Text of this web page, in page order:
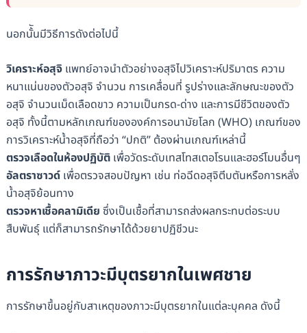
นอกนั้ันมีวิธีการดังต่อไปนี้
วิเคราะห์อสุจิแพทย์อาจนำตัวอย่างอสุจิไปวิเคราะห์ปริมาตร ความ
หนาแน่นของตัวอสุจิ จำนวน การเคลื่อนที่ รูปร่างและลักษณะของตัว
อสุจิ จำนวนเม็ดเลือดขาว ความเป็นกรด-ด่าง และการมีชีวิตของตัว
อสุจิ ทั้งนี้ตามหลักเกณฑ์ขององค์การอนามัยโลก (WHO) เกณฑ์ของ
การวิเคราะห์น้ำอสุจิที่ถือว่า “ปกติ” ต้องผ่านเกณฑ์เหล่านี้
ตรวจเลือดในห้องปฏิบัติเพื่อวัดระดับเทสโทสเตอโรนและฮอร์โมนอื่นๆ
อัลตราซาวด์เพื่อตรวจสอบปัญหา เช่น ท่อฉีดอสุจิตีบตันหรือการหลั่ง
น้ำอสุจิย้อนทาง
ตรวจหาเชื้อคลามิเดีย ซึ่งเป็นเชื้อที่สามารถส่งผลกระทบต่อระบบ
สืบพันธุ์ แต่ก็สามารถรักษาได้ด้วยยาปฏิชีวนะ
การรักษาภาวะมีบุตรยากในเพศชาย
การรักษาขึ้นอยู่กับสาเหตุของภาวะมีบุตรยากในแต่ละบุคคล ดังนี้